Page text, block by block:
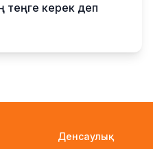
теңге керек деп
көшіру
Денсаулық